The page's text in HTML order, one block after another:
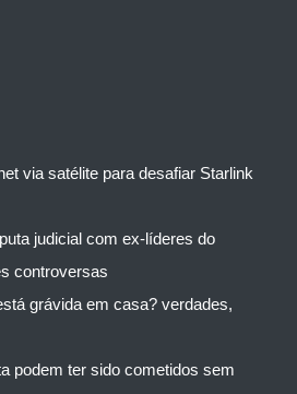
via satélite para desafiar Starlink
judicial com ex-líderes do
controversas
grávida em casa? verdades,
podem ter sido cometidos sem